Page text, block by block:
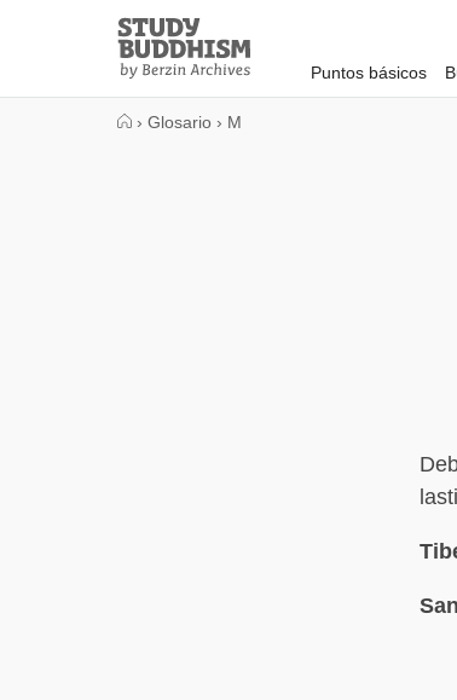
Study
Buddhism
Home
Puntos básicos
› Glosario › M